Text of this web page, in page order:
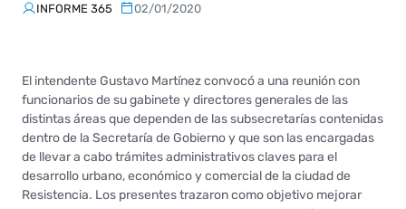
INFORME 365 02/01/2020
El intendente Gustavo Martínez convocó a una reunión con
funcionarios de su gabinete y directores generales de las
distintas áreas que dependen de las subsecretarías contenidas
dentro de la Secretaría de Gobierno y que son las encargadas
de llevar a cabo trámites administrativos claves para el
desarrollo urbano, económico y comercial de la ciudad de
Resistencia. Los presentes trazaron como objetivo mejorar